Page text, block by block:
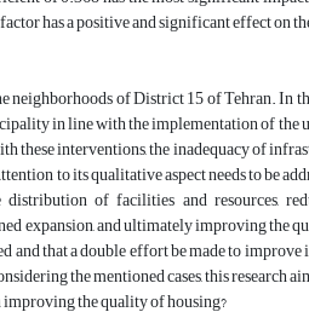
has a positive and significant effect on
neighborhoods of District 15 of Tehran. In
in line with the implementation of the
these interventions, the inadequacy of
to its qualitative aspect needs to be
distribution of facilities and resources,
expansion, and ultimately improving the
and that a double effort be made to
the mentioned cases, this research
the quality of housing?